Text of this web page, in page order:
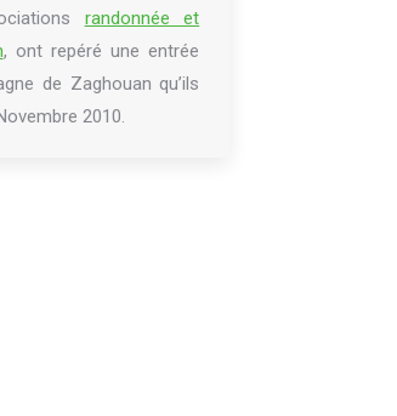
randonnée et
, ont repéré une entrée
de Zaghouan qu’ils
2010.